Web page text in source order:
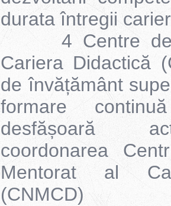
durata întregii
4 Centre
Cariera Didactică
de învățământ
formare
desfășoară
coordonarea
Mentorat al
(CNMCD)